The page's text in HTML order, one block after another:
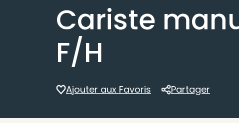
Cariste
F/H
Ajouter aux Favoris
Partager
Partager